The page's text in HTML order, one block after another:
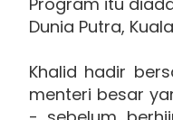
Dunia Putra,
Khalid hadir
menteri besar